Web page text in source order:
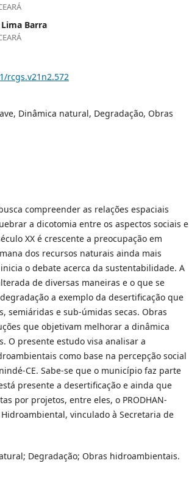
Barra
rcgs.v21n2.572
Dinâmica natural, Degradação, Obras
compreender as relações espaciais
a dicotomia entre os aspectos sociais e
XX é crescente a preocupação em
dos recursos naturais ainda mais
o debate acerca da sustentabilidade. A
de diversas maneiras e o que se
a exemplo da desertificação que
semiáridas e sub-úmidas secas. Obras
que objetivam melhorar a dinâmica
O presente estudo visa analisar a
como base na percepção social
CE. Sabe-se que o município faz parte
presente a desertificação e ainda que
por projetos, entre eles, o PRODHAN-
vinculado à Secretaria de
Degradação; Obras hidroambientais.